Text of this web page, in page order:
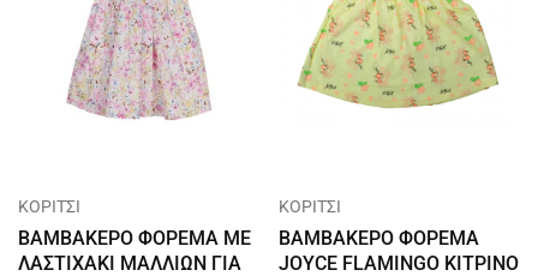
ΚΟΡΙΤΣΙ
ΒΑΜΒΑΚΕΡΟ ΦΟΡΕΜΑ ΜΕ
ΛΑΣΤΙΧΑΚΙ ΜΑΛΛΙΩΝ ΓΙΑ
ΚΟΡΙΤΣΙ
ΒΑΜΒΑΚΕΡΟ ΦΟΡΕΜΑ
JOYCE FLAMINGO ΚΙΤΡΙΝΟ